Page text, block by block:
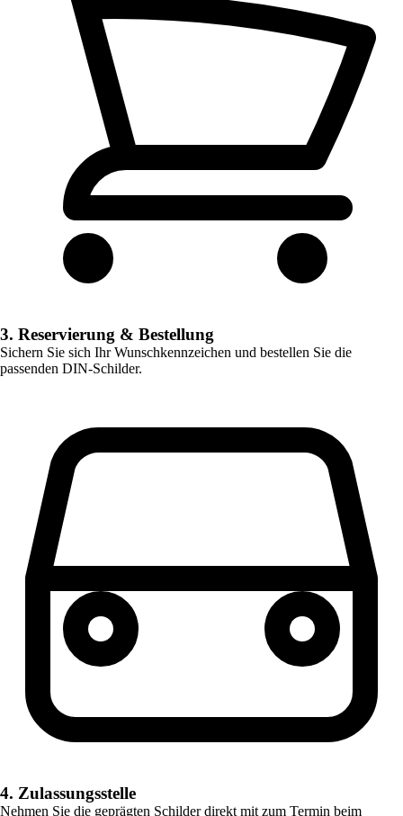
3. Reservierung & Bestellung
Sichern Sie sich Ihr Wunschkennzeichen und bestellen Sie die
passenden DIN-Schilder.
4. Zulassungsstelle
Nehmen Sie die geprägten Schilder direkt mit zum Termin beim